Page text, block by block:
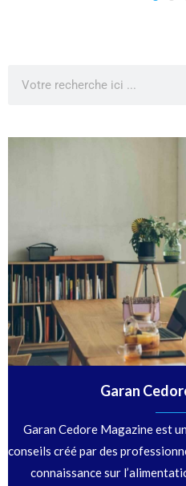
Garan
Garan Cedore Magazine est
conseils créé par des
connaissance sur